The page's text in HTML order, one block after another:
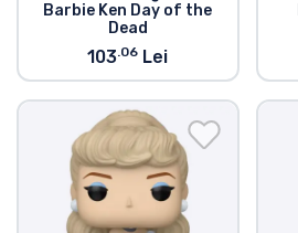
Barbie Ken Day of the
Dead
103.06 Lei